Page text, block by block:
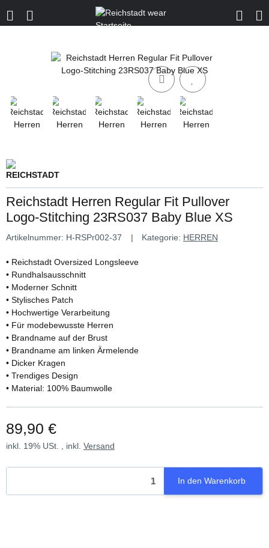
Reichstadt Herren Regular Fit Pullover
Logo-Stitching 23RS037 Baby Blue XS
Artikelnummer: H-RSPr002-37 Kategorie: HERREN
• Reichstadt Oversized Longsleeve
• Rundhalsausschnitt
• Moderner Schnitt
• Stylisches Patch
• Hochwertige Verarbeitung
• Für modebewusste Herren
• Brandname auf der Brust
• Brandname am linken Ärmelende
• Dicker Kragen
• Trendiges Design
• Material: 100% Baumwolle
89,90 €
inkl. 19% USt. , inkl. Versand
In den Warenkorb